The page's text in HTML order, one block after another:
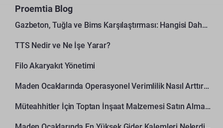
Proemtia Blog
Gazbeton, Tuğla ve Bims Karşılaştırması: Hangisi Daha Avantajlı?
TTS Nedir ve Ne İşe Yarar?
Filo Akaryakıt Yönetimi
Maden Ocaklarında Operasyonel Verimlilik Nasıl Arttırılır?
Müteahhitler İçin Toptan İnşaat Malzemesi Satın Alma Rehberi